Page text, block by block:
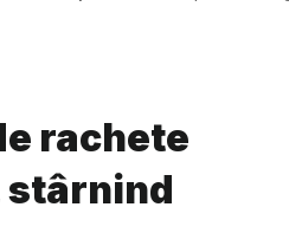
rachete
stârnind